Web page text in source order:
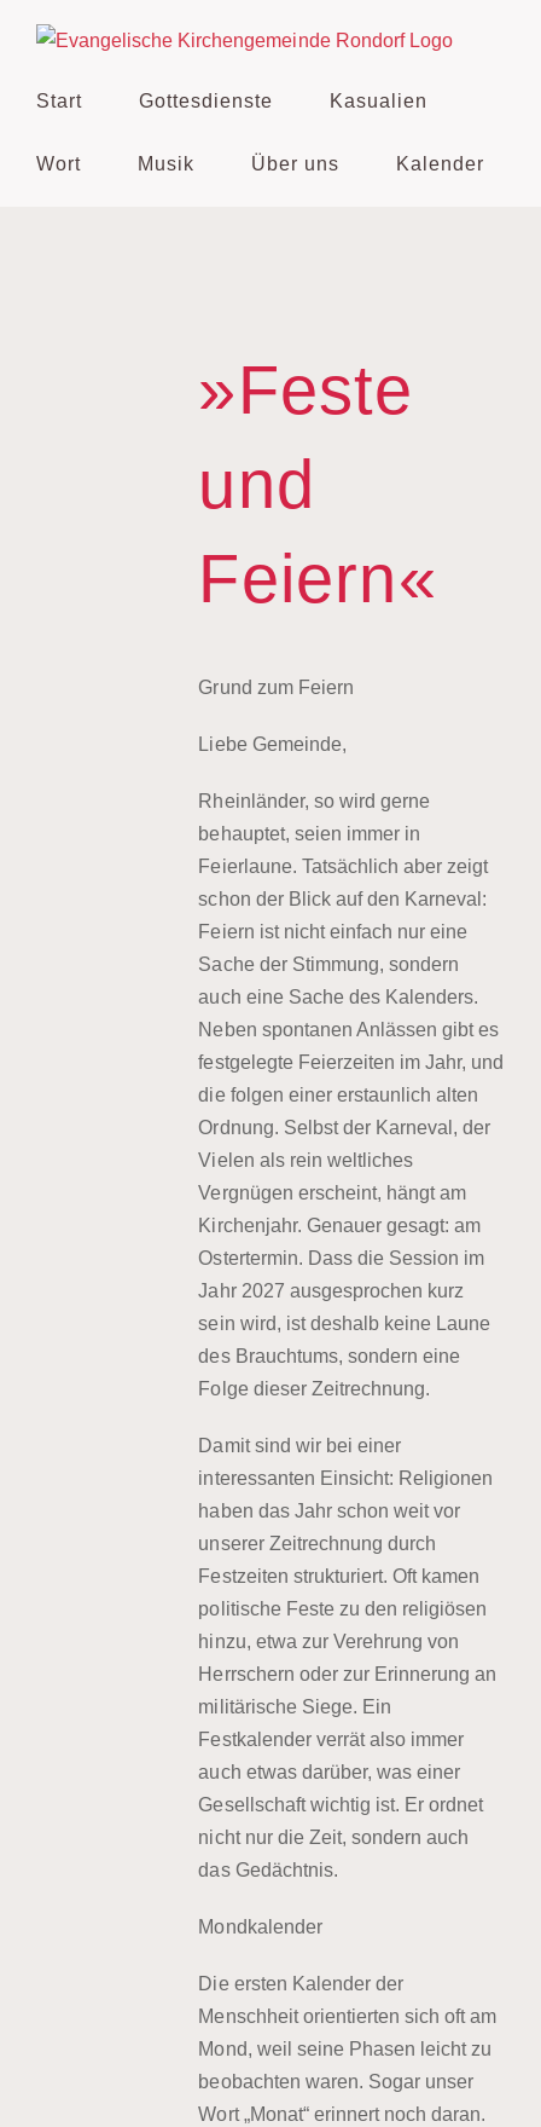
Inhalt
Start
Gottesdienste Kasualien
Wort Musik Über uns Kalender
»Feste
und
Feiern«
Grund zum Feiern
Liebe Gemeinde,
Rheinländer, so wird gerne
behauptet, seien immer in
Feierlaune. Tatsächlich aber zeigt
schon der Blick auf den Karneval:
Feiern ist nicht einfach nur eine
Sache der Stimmung, sondern
auch eine Sache des Kalenders.
Neben spontanen Anlässen gibt es
festgelegte Feierzeiten im Jahr, und
die folgen einer erstaunlich alten
Ordnung. Selbst der Karneval, der
Vielen als rein weltliches
Vergnügen erscheint, hängt am
Kirchenjahr. Genauer gesagt: am
Ostertermin. Dass die Session im
Jahr 2027 ausgesprochen kurz
sein wird, ist deshalb keine Laune
des Brauchtums, sondern eine
Folge dieser Zeitrechnung.
Damit sind wir bei einer
interessanten Einsicht: Religionen
haben das Jahr schon weit vor
unserer Zeitrechnung durch
Festzeiten strukturiert. Oft kamen
politische Feste zu den religiösen
hinzu, etwa zur Verehrung von
Herrschern oder zur Erinnerung an
militärische Siege. Ein
Festkalender verrät also immer
auch etwas darüber, was einer
Gesellschaft wichtig ist. Er ordnet
nicht nur die Zeit, sondern auch
das Gedächtnis.
Mondkalender
Die ersten Kalender der
Menschheit orientierten sich oft am
Mond, weil seine Phasen leicht zu
beobachten waren. Sogar unser
Wort „Monat“ erinnert noch daran.